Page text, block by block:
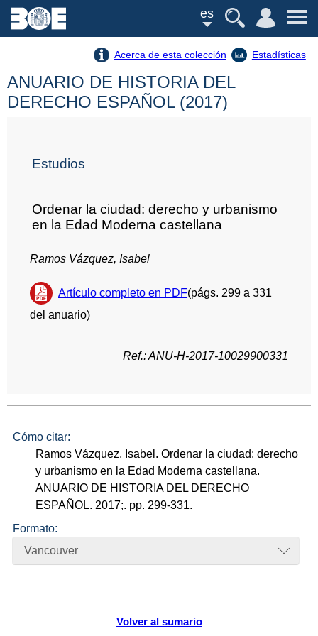
es
Acerca de esta colección Estadísticas
Volver al sumario
ANUARIO DE HISTORIA DEL
DERECHO ESPAÑOL (2017)
Estudios
Ordenar la ciudad: derecho y urbanismo
en la Edad Moderna castellana
Ramos Vázquez, Isabel
Artículo completo en PDF(págs. 299 a 331
del anuario)
Ref.: ANU-H-2017-10029900331
Cómo citar:
Ramos Vázquez, Isabel. Ordenar la ciudad: derecho
y urbanismo en la Edad Moderna castellana.
ANUARIO DE HISTORIA DEL DERECHO
ESPAÑOL. 2017;. pp. 299-331.
Formato:
Vancouver